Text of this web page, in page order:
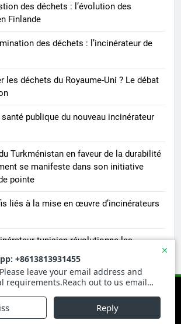
des déchets : l’évolution des
Finlande
des déchets : l’incinérateur de
les déchets du Royaume-Uni ? Le débat
santé publique du nouveau incinérateur
Turkménistan en faveur de la durabilité
se manifeste dans son initiative
pointe
liés à la mise en œuvre d’incinérateurs
tunisien révolutionne les
des déchets dans la région
WordPress Theme 2026. Powered By